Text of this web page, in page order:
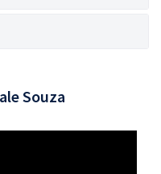
Souza